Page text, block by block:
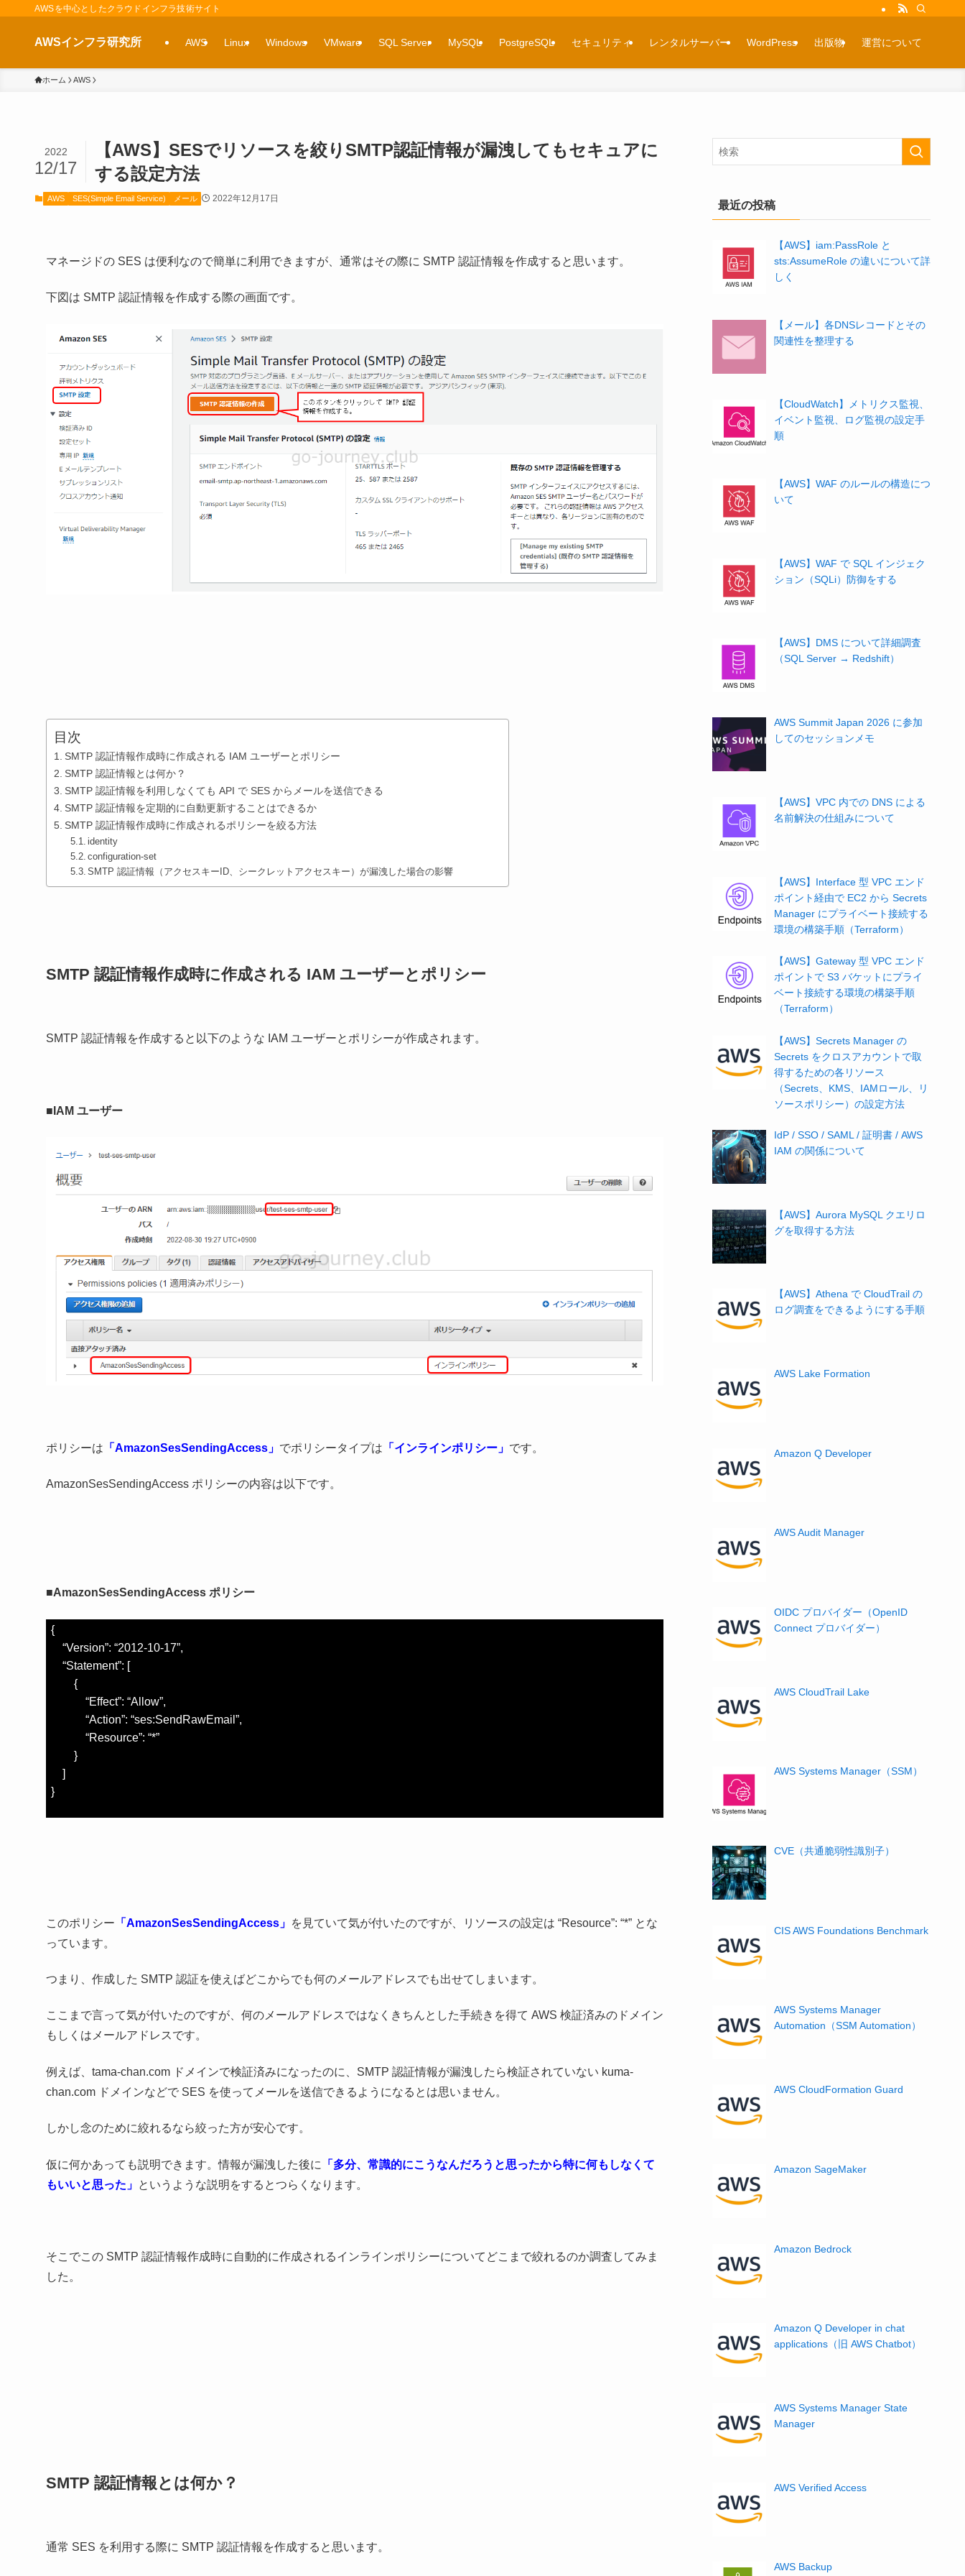
AWSを中心としたクラウドインフラ技術サイト
AWSインフラ研究所 AWS Linux Windows VMware SQL Server MySQL PostgreSQL セキュリティ レンタルサーバー WordPress 出版物 運営について
ホーム AWS
【AWS】SESでリソースを絞りSMTP認証情報が漏洩してもセキュアに
する設定方法
2022
12/17
AWS SES(Simple Email Service) メール 2022年12月17日
マネージドの SES は便利なので簡単に利用できますが、通常はその際に SMTP 認証情報を作成すると思います。
下図は SMTP 認証情報を作成する際の画面です。
目次
SMTP 認証情報作成時に作成される IAM ユーザーとポリシー
SMTP 認証情報とは何か？
SMTP 認証情報を利用しなくても API で SES からメールを送信できる
SMTP 認証情報を定期的に自動更新することはできるか
SMTP 認証情報作成時に作成されるポリシーを絞る方法
identity
configuration-set
SMTP 認証情報（アクセスキーID、シークレットアクセスキー）が漏洩した場合の影響
SMTP 認証情報作成時に作成される IAM ユーザーとポリシー
SMTP 認証情報を作成すると以下のような IAM ユーザーとポリシーが作成されます。
■IAM ユーザー
ポリシーは 「AmazonSesSendingAccess」 でポリシータイプは 「インラインポリシー」 です。
AmazonSesSendingAccess ポリシーの内容は以下です。
■AmazonSesSendingAccess ポリシー
{
“Version”: “2012-10-17”,
“Statement”: [
{
“Effect”: “Allow”,
“Action”: “ses:SendRawEmail”,
“Resource”: “*”
}
]
}
このポリシー 「AmazonSesSendingAccess」 を見ていて気が付いたのですが、リソースの設定は “Resource”: “*” とな
っています。
つまり、作成した SMTP 認証を使えばどこからでも何のメールアドレスでも出せてしまいます。
ここまで言って気が付いたのですが、何のメールアドレスではなくきちんとした手続きを得て AWS 検証済みのドメイン
もしくはメールアドレスです。
例えば、tama-chan.com ドメインで検証済みになったのに、SMTP 認証情報が漏洩したら検証されていない kuma-
chan.com ドメインなどで SES を使ってメールを送信できるようになるとは思いません。
しかし念のために絞れるなら絞った方が安心です。
仮に何かあっても説明できます。情報が漏洩した後に
「多分、常識的にこうなんだろうと思ったから特に何もしなくて
もいいと思った」 というような説明をするとつらくなります。
そこでこの SMTP 認証情報作成時に自動的に作成されるインラインポリシーについてどこまで絞れるのか調査してみま
した。
SMTP 認証情報とは何か？
通常 SES を利用する際に SMTP 認証情報を作成すると思います。
最近の投稿
【AWS】iam:PassRole と
sts:AssumeRole の違いについて詳
しく
【メール】各DNSレコードとその
関連性を整理する
【CloudWatch】メトリクス監視、
イベント監視、ログ監視の設定手
順
【AWS】WAF のルールの構造につ
いて
【AWS】WAF で SQL インジェク
ション（SQLi）防御をする
【AWS】DMS について詳細調査
（SQL Server → Redshift）
AWS Summit Japan 2026 に参加
してのセッションメモ
【AWS】VPC 内での DNS による
名前解決の仕組みについて
【AWS】Interface 型 VPC エンド
ポイント経由で EC2 から Secrets
Manager にプライベート接続する
環境の構築手順（Terraform）
【AWS】Gateway 型 VPC エンド
ポイントで S3 バケットにプライ
ベート接続する環境の構築手順
（Terraform）
【AWS】Secrets Manager の
Secrets をクロスアカウントで取
得するための各リソース
（Secrets、KMS、IAMロール、リ
ソースポリシー）の設定方法
IdP / SSO / SAML / 証明書 / AWS
IAM の関係について
【AWS】Aurora MySQL クエリロ
グを取得する方法
【AWS】Athena で CloudTrail の
ログ調査をできるようにする手順
AWS Lake Formation
Amazon Q Developer
AWS Audit Manager
OIDC プロバイダー（OpenID
Connect プロバイダー）
AWS CloudTrail Lake
AWS Systems Manager（SSM）
CVE（共通脆弱性識別子）
CIS AWS Foundations Benchmark
AWS Systems Manager
Automation（SSM Automation）
AWS CloudFormation Guard
Amazon SageMaker
Amazon Bedrock
Amazon Q Developer in chat
applications（旧 AWS Chatbot）
AWS Systems Manager State
Manager
AWS Verified Access
AWS Backup